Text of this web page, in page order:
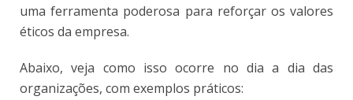
uma ferramenta poderosa para reforçar os valores
éticos da empresa.
Abaixo, veja como isso ocorre no dia a dia das
organizações, com exemplos práticos: